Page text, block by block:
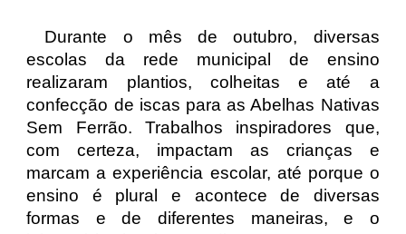
Durante o mês de outubro, diversas
escolas da rede municipal de ensino
realizaram plantios, colheitas e até a
confecção de iscas para as Abelhas Nativas
Sem Ferrão. Trabalhos inspiradores que,
com certeza, impactam as crianças e
marcam a experiência escolar, até porque o
ensino é plural e acontece de diversas
formas e de diferentes maneiras, e o